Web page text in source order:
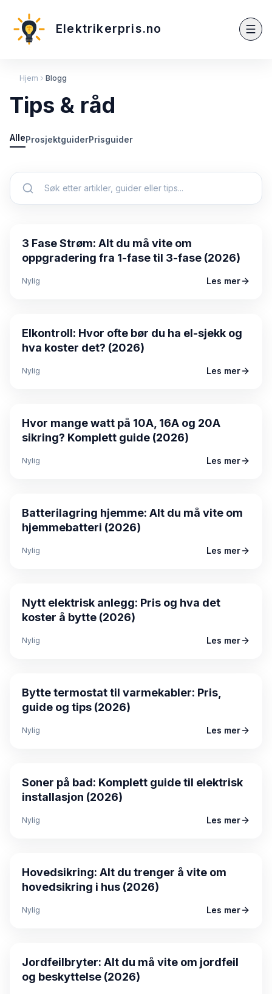
Elektrikerpris.no
Hjem Blogg
Tips & råd
AlleProsjektguiderPrisguider
3 Fase Strøm: Alt du må vite om
oppgradering fra 1-fase til 3-fase (2026)
Nylig Les mer
Elkontroll: Hvor ofte bør du ha el-sjekk og
hva koster det? (2026)
Nylig Les mer
Hvor mange watt på 10A, 16A og 20A
sikring? Komplett guide (2026)
Nylig Les mer
Batterilagring hjemme: Alt du må vite om
hjemmebatteri (2026)
Nylig Les mer
Nytt elektrisk anlegg: Pris og hva det
koster å bytte (2026)
Nylig Les mer
Bytte termostat til varmekabler: Pris,
guide og tips (2026)
Nylig Les mer
Soner på bad: Komplett guide til elektrisk
installasjon (2026)
Nylig Les mer
Hovedsikring: Alt du trenger å vite om
hovedsikring i hus (2026)
Nylig Les mer
Jordfeilbryter: Alt du må vite om jordfeil
og beskyttelse (2026)